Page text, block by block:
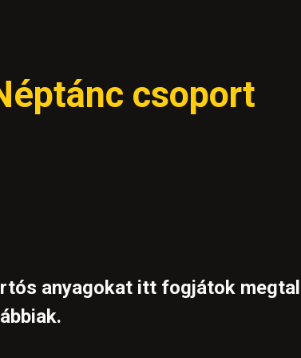
csoport
anyagokat itt fogjátok